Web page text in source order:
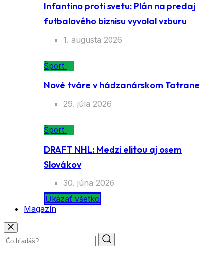
Infantino proti svetu: Plán na predaj
futbalového biznisu vyvolal vzburu
1. augusta 2026
Šport
Nové tváre v hádzanárskom Tatrane
29. júla 2026
Šport
DRAFT NHL: Medzi elitou aj osem
Slovákov
30. júna 2026
Ukázať všetko
Magazín